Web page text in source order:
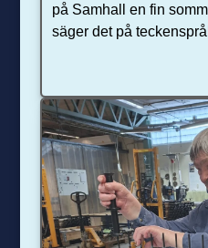
på Samhall en fin
säger det på